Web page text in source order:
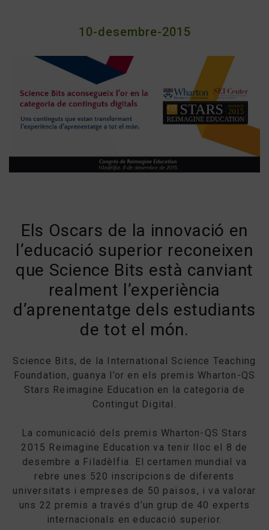
10-desembre-2015
Els Oscars de la innovació en
l’educació superior reconeixen
que Science Bits està canviant
realment l’experiència
d’aprenentatge dels estudiants
de tot el món.
Science Bits, de la International Science Teaching
Foundation, guanya l’or en els premis Wharton-QS
Stars Reimagine Education en la categoria de
Contingut Digital.
La comunicació dels premis Wharton-QS Stars
2015 Reimagine Education va tenir lloc el 8 de
desembre a Filadèlfia. El certamen mundial va
rebre unes 520 inscripcions de diferents
universitats i empreses de 50 països, i va valorar
uns 22 premis a través d’un grup de 40 experts
internacionals en educació superior.